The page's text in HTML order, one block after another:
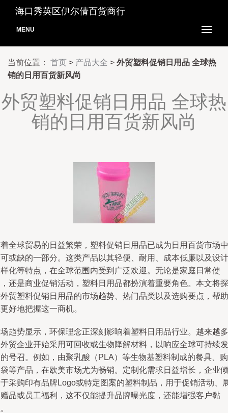
海口秀英区伊尔倩百货商行
MENU
当前位置： 首页 > 产品大全 > 外贸塑料促销日用品 全球热
销的日用百货新风尚
外贸塑料促销日用品 全球热
销的日用百货新风尚
全球贸易的日益繁荣，塑料促销日用品已成为日用百货市场中
或缺的一部分。这类产品以其轻便、耐用、成本低廉以及设计
化等特点，在全球范围内受到广泛欢迎。无论是家庭日常使
还是商业促销活动，塑料日用品都扮演着重要角色。本文将探
贸塑料促销日用品的市场趋势、热门品类以及选购要点，帮助
好地把握这一商机。
趋势显示，环保理念正深刻影响着塑料日用品行业。越来越多
贸企业开始采用可回收或生物降解材料，以响应全球可持续发
号召。例如，由聚乳酸（PLA）等生物基塑料制成的餐具、购
等产品，在欧美市场尤为畅销。定制化需求日益增长，企业倾
采购印有品牌Logo或特定图案的塑料制品，用于促销活动、
品或员工福利，这不仅能提升品牌曝光度，还能增强客户黏